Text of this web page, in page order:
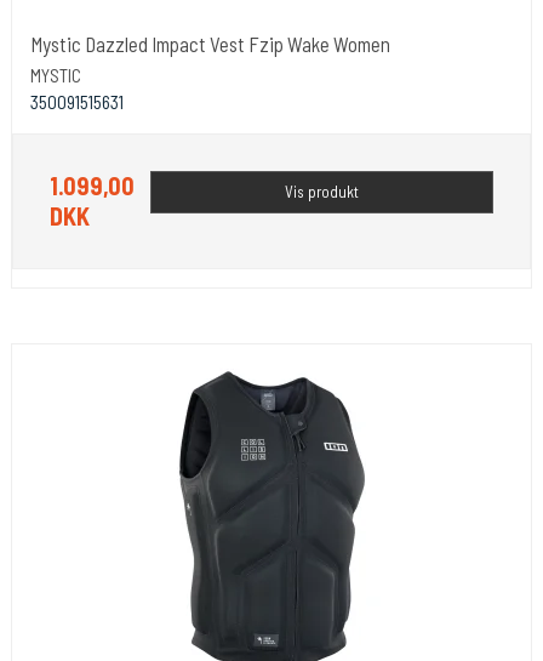
Mystic Dazzled Impact Vest Fzip Wake Women
MYSTIC
350091515631
1.099,00
DKK
Vis produkt